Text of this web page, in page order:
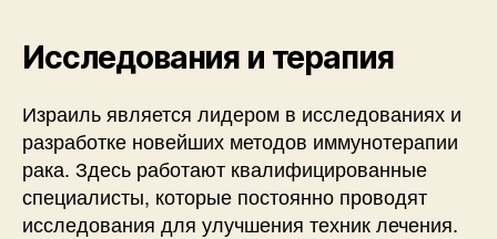
Исследования и терапия
Израиль является лидером в исследованиях и
разработке новейших методов иммунотерапии
рака. Здесь работают квалифицированные
специалисты, которые постоянно проводят
исследования для улучшения техник лечения.